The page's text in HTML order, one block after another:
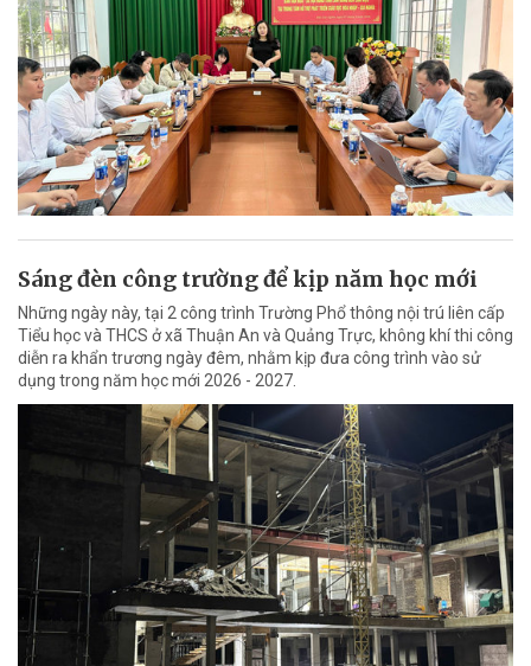
Sáng đèn công trường để kịp năm học mới
Những ngày này, tại 2 công trình Trường Phổ thông nội trú liên cấp
Tiểu học và THCS ở xã Thuận An và Quảng Trực, không khí thi công
diễn ra khẩn trương ngày đêm, nhằm kịp đưa công trình vào sử
dụng trong năm học mới 2026 - 2027.